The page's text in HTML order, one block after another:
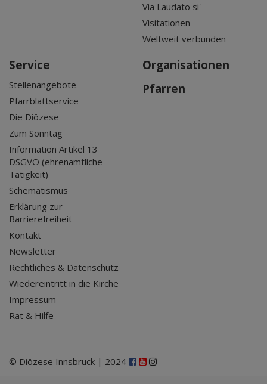
Via Laudato si'
Visitationen
Weltweit verbunden
Service
Stellenangebote
Pfarrblattservice
Die Diözese
Zum Sonntag
Information Artikel 13
DSGVO (ehrenamtliche
Tätigkeit)
Schematismus
Erklärung zur
Barrierefreiheit
Kontakt
Newsletter
Rechtliches & Datenschutz
Wiedereintritt in die Kirche
Impressum
Rat & Hilfe
Organisationen
Pfarren
© Diözese Innsbruck | 2024